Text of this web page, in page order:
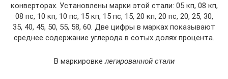
конверторах. Установлены марки этой стали: 05 кп, 08 кп,
08 пс, 10 кп, 10 пс, 15 кп, 15 пс, 15, 20 кп, 20 пс, 20, 25, 30,
35, 40, 45, 50, 55, 58, 60. Две цифры в марках показывают
среднее содержание углерода в сотых долях процента.
В маркировке легированной стали